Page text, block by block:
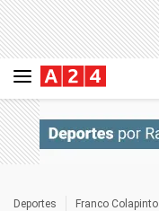
Deportes Franco Colapinto